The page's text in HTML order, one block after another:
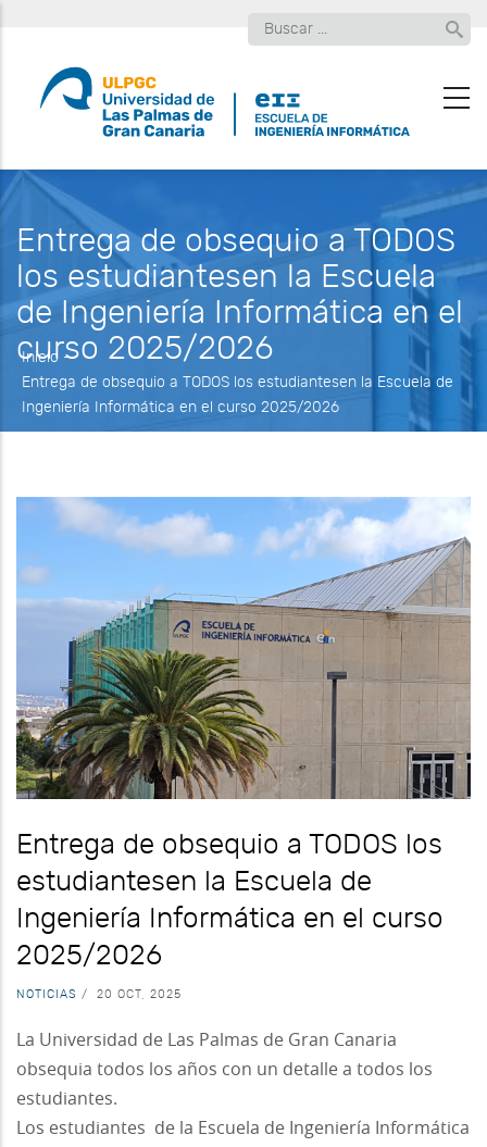
contenido
principal
Buscar
Inicio -
Entrega de obsequio a TODOS los estudiantesen la Escuela de
Ingeniería Informática en el curso 2025/2026
Entrega de obsequio a TODOS
los estudiantesen la Escuela
de Ingeniería Informática en el
curso 2025/2026
Entrega de obsequio a TODOS los
estudiantesen la Escuela de
Ingeniería Informática en el curso
2025/2026
NOTICIAS / 20 OCT, 2025
La Universidad de Las Palmas de Gran Canaria
obsequia todos los años con un detalle a todos los
estudiantes.
Los estudiantes de la Escuela de Ingeniería Informática